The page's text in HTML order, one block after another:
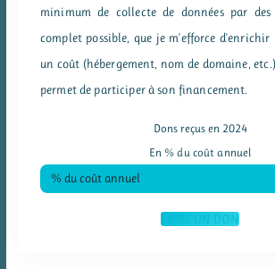
minimum de collecte de données par
complet possible, que je m'efforce d'enrichir
un coût (hébergement, nom de domaine,
permet de participer à son financement.
Dons reçus en 2024
En % du coût annuel
% du coût annuel
FAIRE UN DON